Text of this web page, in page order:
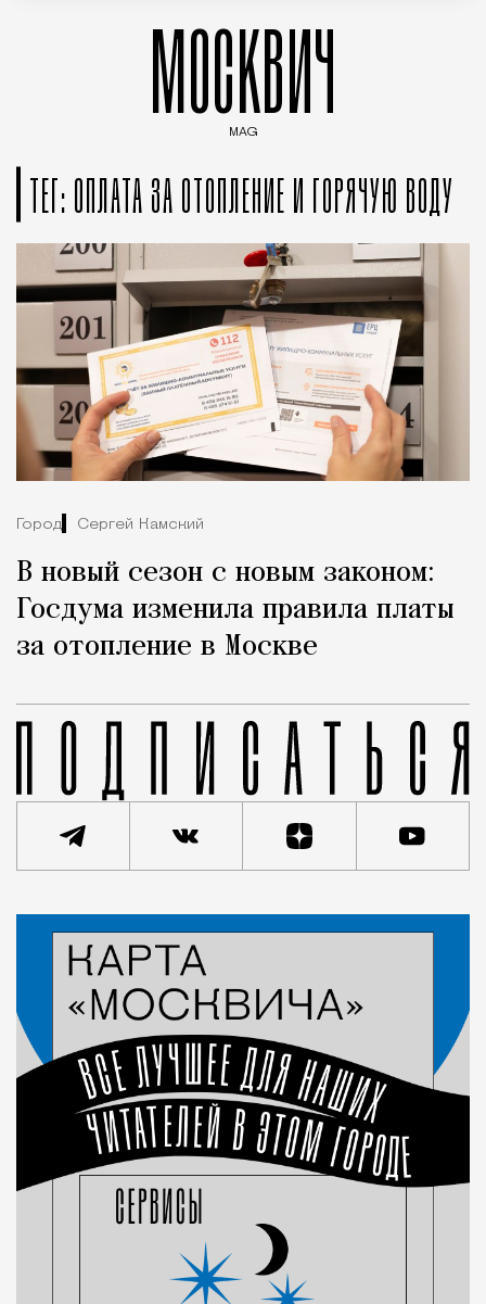
МОСКВИЧ
MAG
ТЕГ: ОПЛАТА ЗА ОТОПЛЕНИЕ И ГОРЯЧУЮ ВОДУ
Город Сергей Камский
В новый сезон с новым законом:
Госдума изменила правила платы
за отопление в Москве